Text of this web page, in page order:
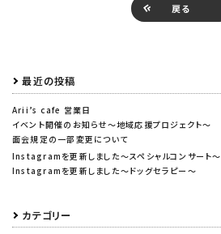
戻る
最近の投稿
Arii’s cafe 営業日
イベント開催のお知らせ～地域応援プロジェクト～
面会規定の一部変更について
Instagramを更新しました～スペシャルコンサート～
Instagramを更新しました～ドッグセラピー～
カテゴリー